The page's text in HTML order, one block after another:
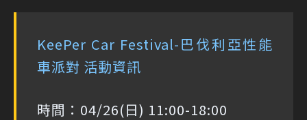
KeePer Car Festival-巴伐利亞性能
車派對 活動資訊
時間：04/26(日) 11:00-18:00